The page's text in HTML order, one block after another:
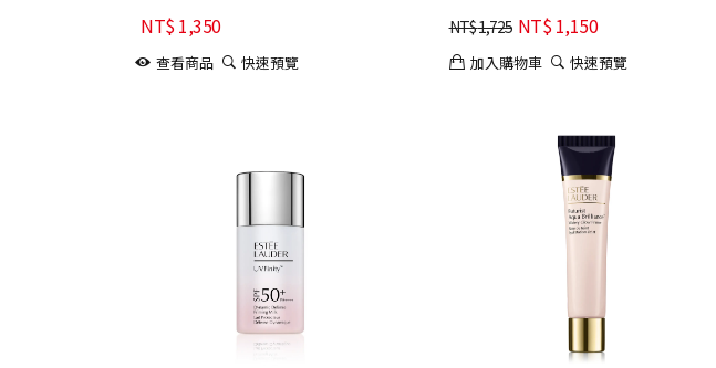
NT$1,350
查看商品 快速預覽
NT$1,725 NT$1,150
加入購物車 快速預覽